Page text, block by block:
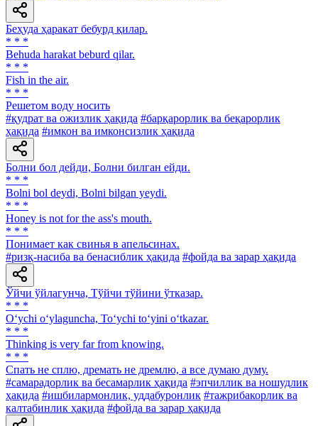
Беҳуда ҳаракат бебурд қилар.
* * *
Behuda harakat beburd qilar.
* * *
Fish in the air.
* * *
Решетом воду носить
#қудрат ва ожизлик ҳақида #барқарорлик ва беқарорлик
ҳақида #имкон ва имконсизлик ҳақида
Болни бол дейди, Болни билган ейди.
* * *
Bolni bol deydi, Bolni bilgan yeydi.
* * *
Honey is not for the ass's mouth.
* * *
Понимает как свинья в апельсинах.
#ризқ-насиба ва бенасиблик ҳақида #фойда ва зарар ҳақида
Ўйчи ўйлагунча, Тўйчи тўйини ўтказар.
* * *
O‘ychi o‘ylaguncha, To‘ychi to‘yini o‘tkazar.
* * *
Thinking is very far from knowing.
* * *
Спать не сплю, дремать не дремлю, а все думаю думу.
#самарадорлик ва бесамарлик ҳақида #эпчиллик ва ношудлик
ҳақида #ишбилармонлик, уддабуронлик #тажрибакорлик ва
калтабинлик ҳақида #фойда ва зарар ҳақида